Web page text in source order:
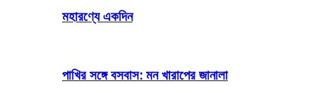
মহারণ্যে একদিন
পাখির সঙ্গে বসবাস: মন খারাপের জানালা